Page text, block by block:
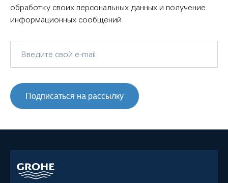
обработку своих персональных данных и получение
информационных сообщений.
Подписаться на рассылку